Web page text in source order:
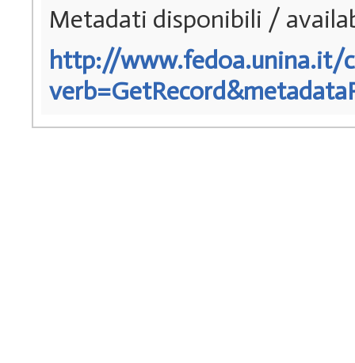
Metadati disponibili /
http://www.fedoa.unina.it/